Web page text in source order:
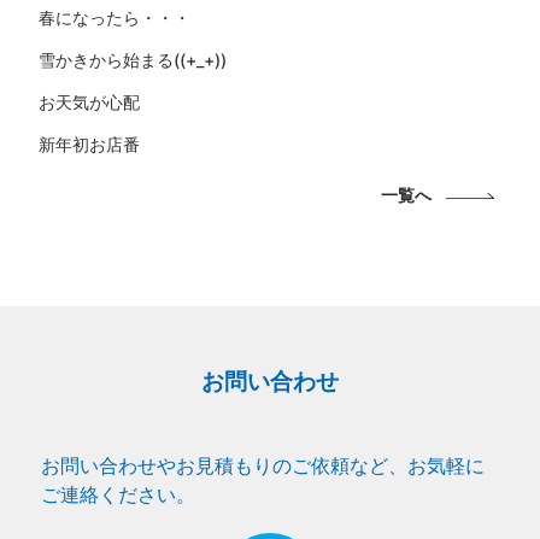
春になったら・・・
雪かきから始まる((+_+))
お天気が心配
新年初お店番
一覧へ
お問い合わせ
お問い合わせやお見積もりのご依頼など、お気軽に
ご連絡ください。